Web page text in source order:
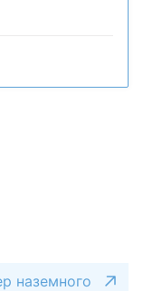
наземного